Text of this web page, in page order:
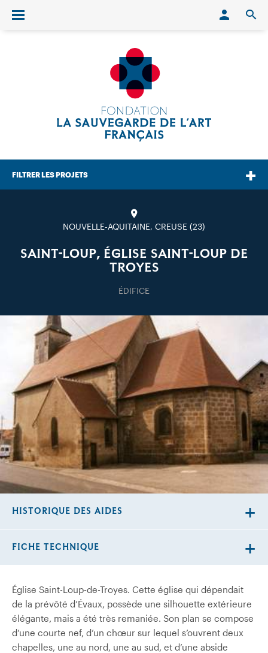
Ouvrir/fermer le menu
FILTRER LES PROJETS
NOUVELLE-AQUITAINE, CREUSE (23)
SAINT-LOUP, ÉGLISE SAINT-LOUP DE
TROYES
ÉDIFICE
Église Saint-Loup-de-Troyes. Cette église qui dépendait
de la prévôté d’Évaux, possède une silhouette extérieure
élégante, mais a été très remaniée. Son plan se compose
d’une courte nef, d’un chœur sur lequel s’ouvrent deux
chapelles, une au nord, une au sud, et d’une abside
HISTORIQUE DES AIDES
FICHE TECHNIQUE